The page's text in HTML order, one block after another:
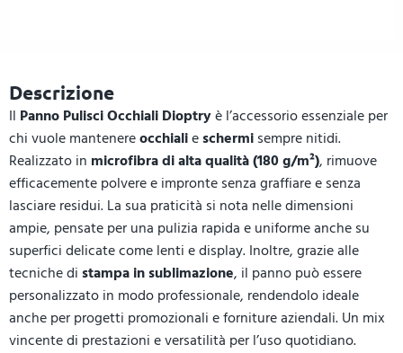
Descrizione
Il Panno Pulisci Occhiali Dioptryè l’accessorio essenziale per
chi vuole mantenereocchialieschermisempre nitidi.
Realizzato in microfibra di alta qualità (180 g/m²), rimuove
efficacemente polvere e impronte senza graffiare e senza
lasciare residui. La sua praticità si nota nelle dimensioni
ampie, pensate per una pulizia rapida e uniforme anche su
superfici delicate come lenti e display. Inoltre, grazie alle
tecniche distampa in sublimazione, il panno può essere
personalizzato in modo professionale, rendendolo ideale
anche per progetti promozionali e forniture aziendali. Un mix
vincente di prestazioni e versatilità per l’uso quotidiano.